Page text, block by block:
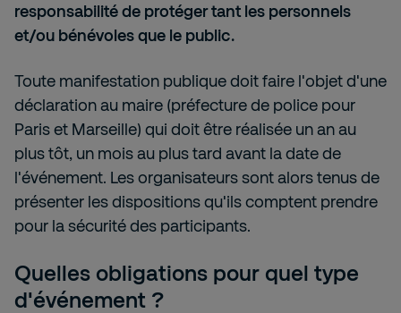
responsabilité de protéger tant les personnels
et/ou bénévoles que le public.
Toute manifestation publique doit faire l'objet d'une
déclaration au maire (préfecture de police pour
Paris et Marseille) qui doit être réalisée un an au
plus tôt, un mois au plus tard avant la date de
l'événement. Les organisateurs sont alors tenus de
présenter les dispositions qu'ils comptent prendre
pour la sécurité des participants.
Quelles obligations pour quel type
d'événement ?